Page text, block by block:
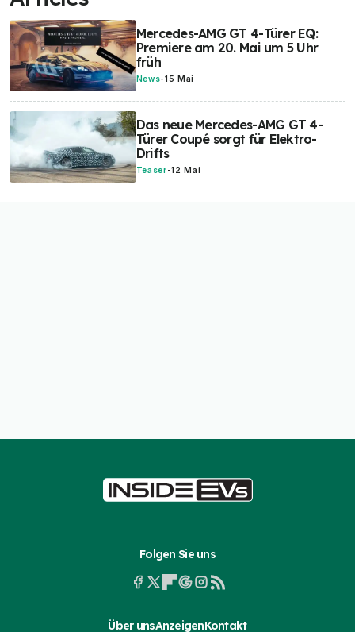
Mercedes-AMG GT 4-Türer EQ:
Premiere am 20. Mai um 5 Uhr
früh
News-15 Mai
Das neue Mercedes-AMG GT 4-
Türer Coupé sorgt für Elektro-
Drifts
Teaser-12 Mai
Folgen Sie uns
Über unsAnzeigenKontakt